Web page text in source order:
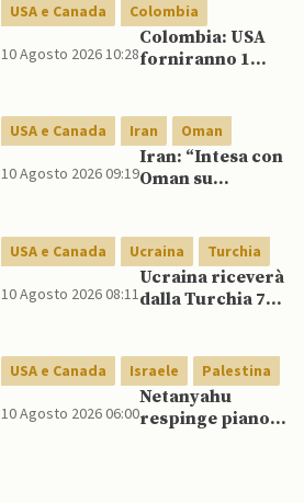
USA e Canada Colombia
10 Agosto 2026 10:28
Colombia: USA
forniranno 1
per la sicurezza
al governo De La
Espriella
USA e Canada Iran Oman
10 Agosto 2026 09:19
Iran: “Intesa con
Oman su
condizioni per
USA”
USA e Canada Ucraina Turchia
10 Agosto 2026 08:11
Ucraina riceverà
dalla Turchia 70
concordano
consegne
mensili di
Patriot
USA e Canada Israele Palestina
10 Agosto 2026 06:00
Netanyahu
respinge piano